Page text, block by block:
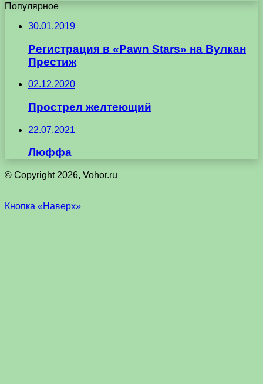
Популярное
30.01.2019
Регистрация в «Pawn Stars» на Вулкан
Престиж
02.12.2020
Прострел желтеющий
22.07.2021
Люффа
© Copyright 2026, Vohor.ru
Кнопка «Наверх»